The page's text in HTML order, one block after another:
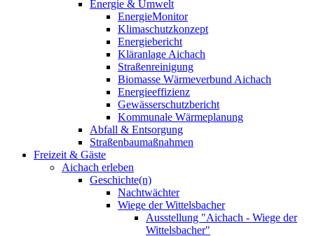
Energie & Umwelt
EnergieMonitor
Klimaschutzkonzept
Energiebericht
Kläranlage Aichach
Straßenreinigung
Biomasse Wärmeverbund Aichach
Energieeffizienz
Gewässerschutzbericht
Kommunale Wärmeplanung
Abfall & Entsorgung
Straßenbaumaßnahmen
Freizeit & Gäste
Aichach erleben
Geschichte(n)
Nachtwächter
Wiege der Wittelsbacher
Ausstellung "Aichach - Wiege der
Wittelsbacher"